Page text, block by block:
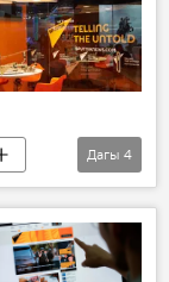
Дагы 4